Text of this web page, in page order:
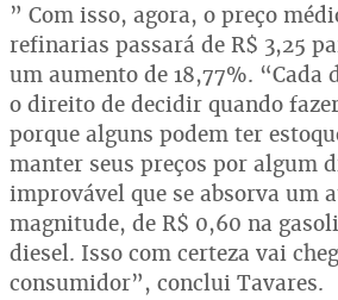
” Com isso, agora, o preço
refinarias passará de R$ 3,25
um aumento de 18,77%. “Cada
o direito de decidir quando
porque alguns podem ter
manter seus preços por algum
improvável que se absorva um
magnitude, de R$ 0,60 na
diesel. Isso com certeza vai
consumidor”, conclui Tavares.